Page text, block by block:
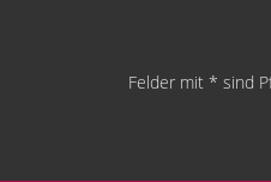
Felder mit * sind